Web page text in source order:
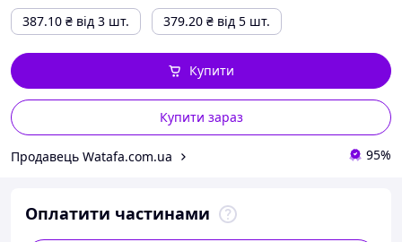
387.10 ₴ від 3 шт. 379.20 ₴ від 5 шт.
Купити зараз
Купити
Продавець Watafa.com.ua 95%
Оплатити частинами